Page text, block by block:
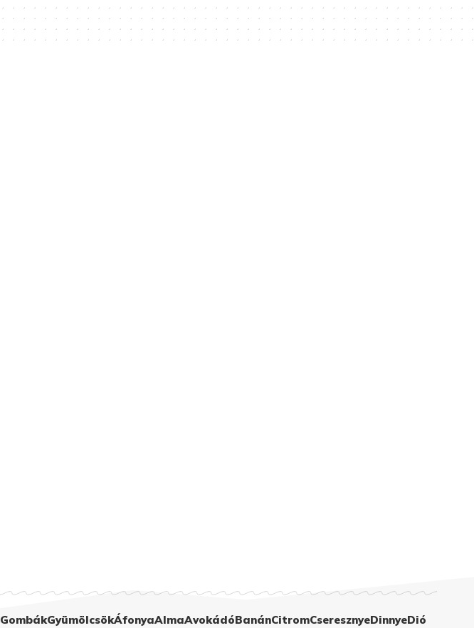
GombákGyümölcsökÁfonyaAlmaAvokádóBanánCitromCseresznyeDinnyeDió